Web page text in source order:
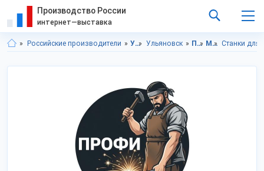
Производство России
интернет—выставка
Российские производители Ульяновская область Ульяновск Промышленное оборудование Металлообрабатывающее оборудование Станки для